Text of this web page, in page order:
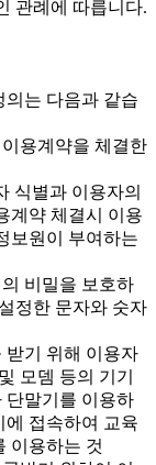
관례에 따릅니다.
의는 다음과 같습
용계약을 체결한
식별과 이용자의
계약 체결시 이용
보원이 부여하는
비밀을 보호하
정한 문자와 숫자
기 위해 이용자
모뎀 등의 기기
말기를 이용하
에 접속하여 교육
이용하는 것